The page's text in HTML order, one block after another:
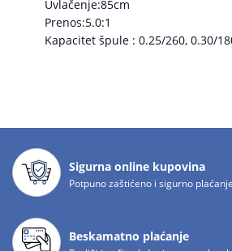
Uvlačenje:85cm
Prenos:5.0:1
Kapacitet špule : 0.25/260, 0.30/
Sigurna online kupovina
Potpuno zaštićeno i sigurno plaćanje
Beskamatno plaćanje